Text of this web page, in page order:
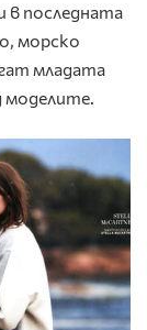
в последната
морско
младата
моделите.